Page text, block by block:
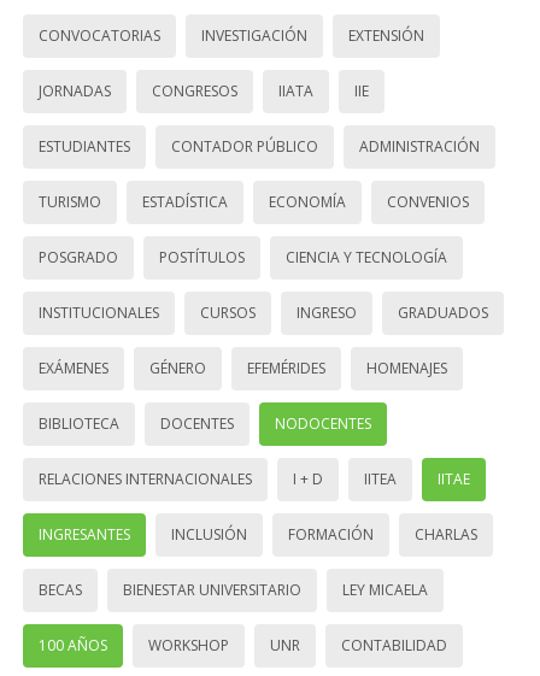
CONVOCATORIAS INVESTIGACIÓN EXTENSIÓN
JORNADAS CONGRESOS IIATA IIE
ESTUDIANTES CONTADOR PÚBLICO ADMINISTRACIÓN
TURISMO ESTADÍSTICA ECONOMÍA CONVENIOS
POSGRADO POSTÍTULOS CIENCIA Y TECNOLOGÍA
INSTITUCIONALES CURSOS INGRESO GRADUADOS
EXÁMENES GÉNERO EFEMÉRIDES HOMENAJES
BIBLIOTECA DOCENTES NODOCENTES
RELACIONES INTERNACIONALES I + D IITEA IITAE
INGRESANTES INCLUSIÓN FORMACIÓN CHARLAS
BECAS BIENESTAR UNIVERSITARIO LEY MICAELA
100 AÑOS WORKSHOP UNR CONTABILIDAD